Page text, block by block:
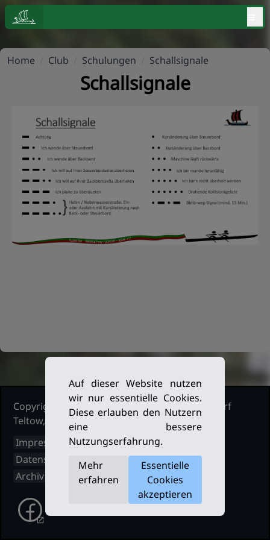
Home Club Schulungen Schallsignale
Schallsignale
Copyright Ruderclub Kleinmachnow Stahnsdorf
Teltow, 2026. Alle Rechte vorbehalten.
Impressum
Datenschutz
Archiv
Auf dieser Website nutzen
wir nur essentielle Cookies.
Diese erlauben den Nutzern
eine bessere
Nutzungserfahrung.
Mehr
erfahren
Essentielle
Cookies
akzeptieren